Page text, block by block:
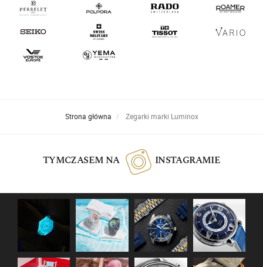
Strona główna Zegarki marki Luminox
TYMCZASEM NA INSTAGRAMIE